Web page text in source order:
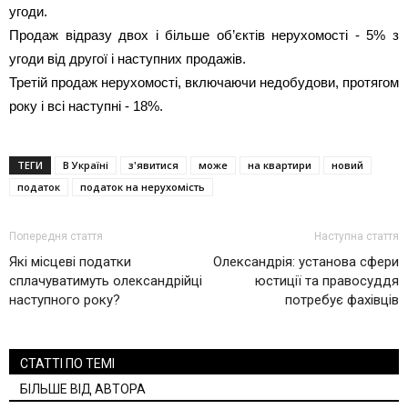
угоди.
Продаж відразу двох і більше об’єктів нерухомості - 5% з
угоди від другої і наступних продажів.
Третій продаж нерухомості, включаючи недобудови, протягом
року і всі наступні - 18%.
ТЕГИ В Україні з'явитися може на квартири
новий
податок
податок на нерухомість
Попередня стаття
Які місцеві податки
сплачуватимуть олександрійці
наступного року?
Наступна стаття
Олександрія: установа сфери
юстиції та правосуддя
потребує фахівців
СТАТТІ ПО ТЕМІ
БІЛЬШЕ ВІД АВТОРА